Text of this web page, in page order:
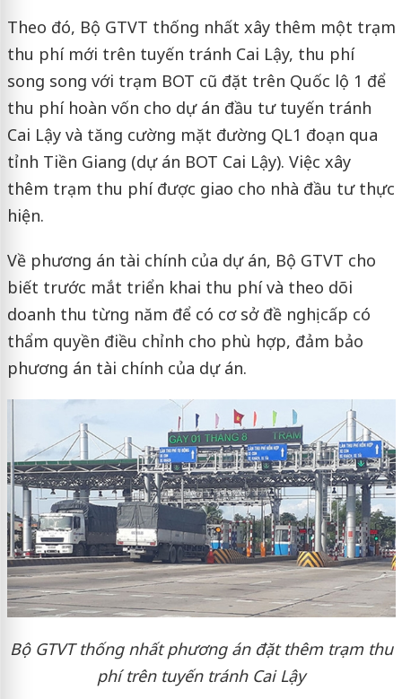
Theo đó, Bộ GTVT thống nhất xây thêm một trạm
thu phí mới trên tuyến tránh Cai Lậy, thu phí
song song với trạm BOT cũ đặt trên Quốc lộ 1 để
thu phí hoàn vốn cho dự án đầu tư tuyến tránh
Cai Lậy và tăng cường mặt đường QL1 đoạn qua
tỉnh Tiền Giang (dự án BOT Cai Lậy). Việc xây
thêm trạm thu phí được giao cho nhà đầu tư thực
hiện.
Về phương án tài chính của dự án, Bộ GTVT cho
biết trước mắt triển khai thu phí và theo dõi
doanh thu từng năm để có cơ sở đề nghị cấp có
thẩm quyền điều chỉnh cho phù hợp, đảm bảo
phương án tài chính của dự án.
Bộ GTVT thống nhất phương án đặt thêm trạm thu
phí trên tuyến tránh Cai Lậy